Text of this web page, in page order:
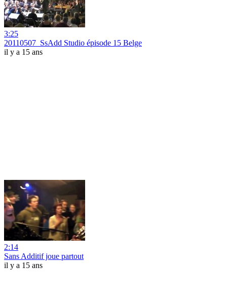
3:25
20110507_SsAdd Studio épisode 15 Belge
il y a 15 ans
2:14
Sans Additif joue partout
il y a 15 ans